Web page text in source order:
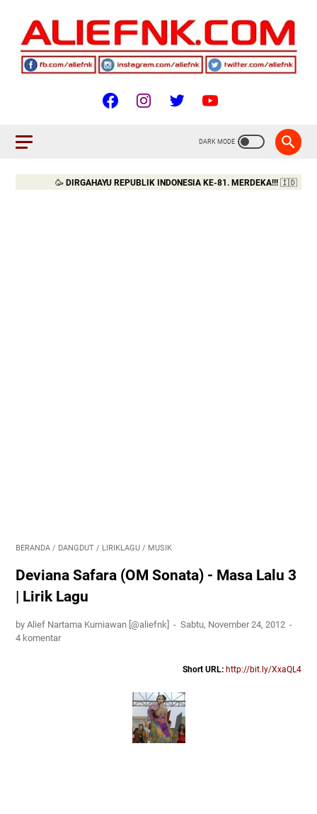
DIRGAHAYU REPUBLIK INDONESIA KE-81. MERDEKA!!!🇮🇩
BERANDA / DANGDUT / LIRIKLAGU / MUSIK
Deviana Safara (OM Sonata) - Masa Lalu 3
| Lirik Lagu
by Alief Nartama Kurniawan [@aliefnk]
Sabtu, November 24, 2012
4 komentar
Short URL: http://bit.ly/XxaQL4